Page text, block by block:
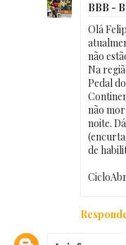
BBB -
Olá
não
Na
Pedal
não
noite.
de